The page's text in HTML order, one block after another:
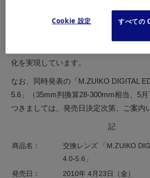
フォーサーズシステム規格」最大のメリ
軽量を具現化した最大画角100°の超広角
す。大きくて重かった従来の超広角ズー
化を実現しています。
なお、同時発表の「M.ZUIKO DIGITAL
5.6」（35mm判換算28-300mm相当、5
つきましては、発売日決定次第、ご案内
記
商品名：
交換レンズ 「M.ZUIKO
4.0-5.6」
発売日：
2010年 4月23日（金）
Cookie 設定
すべての